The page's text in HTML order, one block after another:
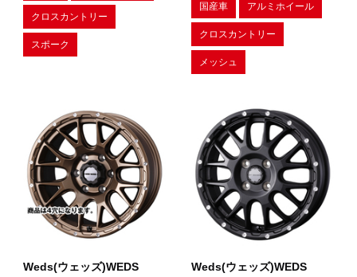
クロスカントリー
スポーク
国産車 アルミホイール
クロスカントリー
メッシュ
Weds(ウェッズ)WEDS
Weds(ウェッズ)WEDS